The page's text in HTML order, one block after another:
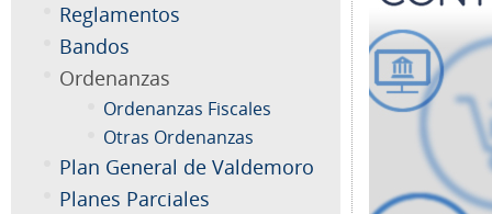
Reglamentos
Bandos
Ordenanzas
Ordenanzas Fiscales
Otras Ordenanzas
Plan General de Valdemoro
Planes Parciales